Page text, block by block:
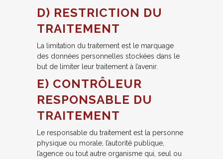
D) RESTRICTION DU
TRAITEMENT
La limitation du traitement est le marquage
des données personnelles stockées dans le
but de limiter leur traitement à l’avenir.
E) CONTRÔLEUR
RESPONSABLE DU
TRAITEMENT
Le responsable du traitement est la personne
physique ou morale, l’autorité publique,
l’agence ou tout autre organisme qui, seul ou